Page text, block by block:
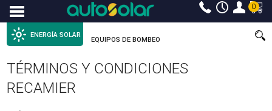
Menu 0
ENERGÍA SOLAR
EQUIPOS DE BOMBEO
TÉRMINOS Y CONDICIONES
RECAMIER